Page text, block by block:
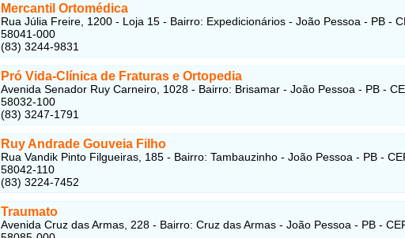
Mercantil Ortomédica
Rua Júlia Freire, 1200 - Loja 15 - Bairro: Expedicionários - João Pessoa - PB -
58041-000
(83) 3244-9831
Pró Vida-Clínica de Fraturas e Ortopedia
Avenida Senador Ruy Carneiro, 1028 - Bairro: Brisamar - João Pessoa - PB -
58032-100
(83) 3247-1791
Ruy Andrade Gouveia Filho
Rua Vandik Pinto Filgueiras, 185 - Bairro: Tambauzinho - João Pessoa - PB -
58042-110
(83) 3224-7452
Traumato
Avenida Cruz das Armas, 228 - Bairro: Cruz das Armas - João Pessoa - PB -